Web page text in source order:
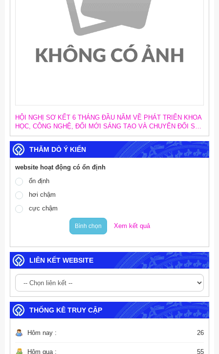
HỘI NGHỊ SƠ KẾT 6 THÁNG ĐẦU NĂM VỀ PHÁT TRIỂN KHOA
HỌC, CÔNG NGHỆ, ĐỔI MỚI SÁNG TẠO VÀ CHUYỂN ĐỔI SỐ;
SƠ KẾT CÔNG TÁC CHUYỂN ĐỔI SỐ TRONG CÁC CƠ QUAN
ĐẢNG VÀ TRIỂN KHAI MỤC TIÊU TĂNG TRƯỞNG KINH TẾ 02
CON SỐTHĂM DÒ Ý KIẾN
website hoạt động có ổn định
ổn định
hơi chậm
cực chậm
Bình chọn Xem kết quả
LIÊN KẾT WEBSITE
THỐNG KÊ TRUY CẬP
Hôm nay : 26
Hôm qua : 55